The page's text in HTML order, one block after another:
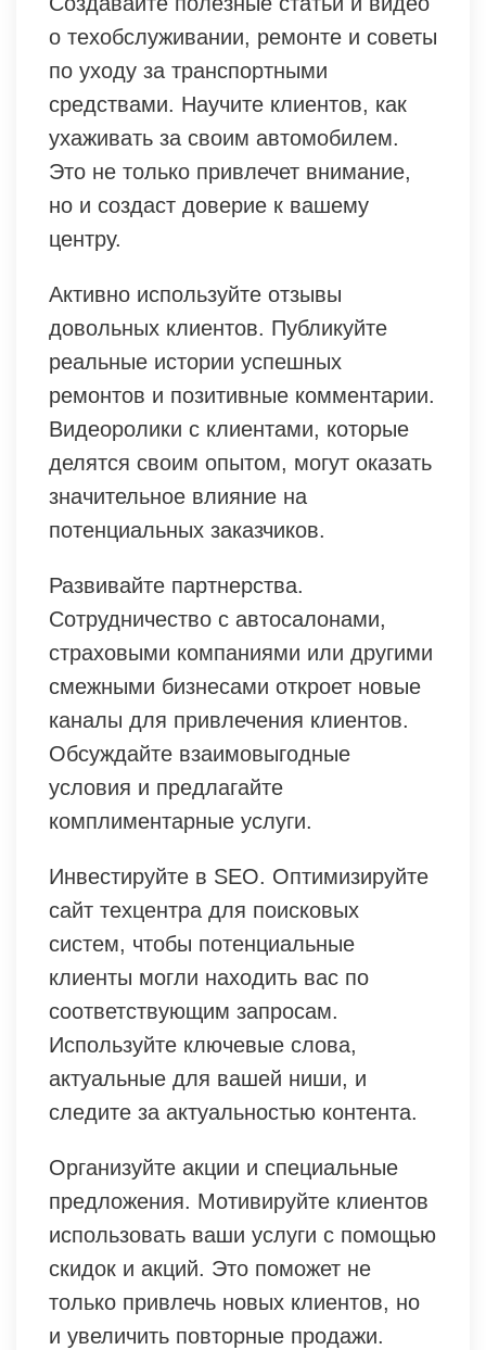
о техобслуживании, ремонте и советы
по уходу за транспортными
средствами. Научите клиентов, как
ухаживать за своим автомобилем.
Это не только привлечет внимание,
но и создаст доверие к вашему
центру.
Активно используйте отзывы
довольных клиентов. Публикуйте
реальные истории успешных
ремонтов и позитивные комментарии.
Видеоролики с клиентами, которые
делятся своим опытом, могут оказать
значительное влияние на
потенциальных заказчиков.
Развивайте партнерства.
Сотрудничество с автосалонами,
страховыми компаниями или другими
смежными бизнесами откроет новые
каналы для привлечения клиентов.
Обсуждайте взаимовыгодные
условия и предлагайте
комплиментарные услуги.
Инвестируйте в SEO. Оптимизируйте
сайт техцентра для поисковых
систем, чтобы потенциальные
клиенты могли находить вас по
соответствующим запросам.
Используйте ключевые слова,
актуальные для вашей ниши, и
следите за актуальностью контента.
Организуйте акции и специальные
предложения. Мотивируйте клиентов
использовать ваши услуги с помощью
скидок и акций. Это поможет не
только привлечь новых клиентов, но
и увеличить повторные продажи.